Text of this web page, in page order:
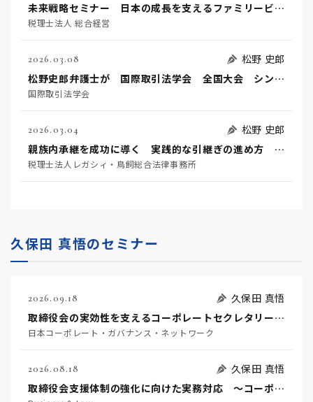
未来戦略セミナー 日本の成長を支えるファミリービジネス
税理士法人 総合経営
2026.03.08
松野 史郎
松野史郎弁護士が 国際取引法学会 全国大会 シンポジウムに登壇します。
国際取引法学会
2026.03.04
松野 史郎
親族内承継を成功に導く 実践的な引継ぎの進め方 ―ファミリービジネスの次世代を守るために今すぐ考えるべきこと―
税理士法人レガシィ・鳥飼総合法律事務所
久保田 真悟のセミナー
2026.09.18
久保田 真悟
取締役会の実効性を支えるコーポレートセクレタリー機能の本質と実務対応
日本コーポレート・ガバナンス・ネットワーク
2026.08.18
久保田 真悟
取締役会支援体制の強化に向けた実務対応 ～コーポレートガバナンス・コードを踏まえた支援機能の高度化に向けて～